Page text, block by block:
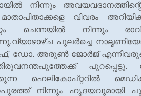
നിന്നും
മാതാപിതാക്കളെ വിവരം
ചെന്നയില്‍ നിന്നും
പുലര്‍ച്ചെ
ഡോ. അരുണ്‍ ജോര്‍ജ്
ഹെലികോപ്റ്ററില്‍
നിന്നും ഹൃദയവുമായി